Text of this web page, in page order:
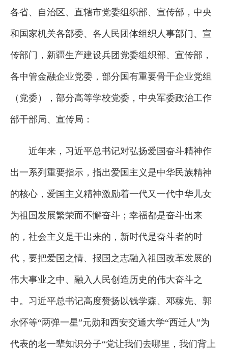
各省、自治区、直辖市党委组织部、宣传部，中央
和国家机关各部委、各人民团体组织人事部门、宣
传部门，新疆生产建设兵团党委组织部、宣传部，
各中管金融企业党委，部分国有重要骨干企业党组
（党委），部分高等学校党委，中央军委政治工作
部干部局、宣传局：
近年来，习近平总书记对弘扬爱国奋斗精神作
出一系列重要指示，指出爱国主义是中华民族精神
的核心，爱国主义精神激励着一代又一代中华儿女
为祖国发展繁荣而不懈奋斗；幸福都是奋斗出来
的，社会主义是干出来的，新时代是奋斗者的时
代，要把爱国之情、报国之志融入祖国改革发展的
伟大事业之中、融入人民创造历史的伟大奋斗之
中。习近平总书记高度赞扬以钱学森、邓稼先、郭
永怀等“两弹一星”元勋和西安交通大学“西迁人”为
代表的老一辈知识分子“党让我们去哪里，我们背上